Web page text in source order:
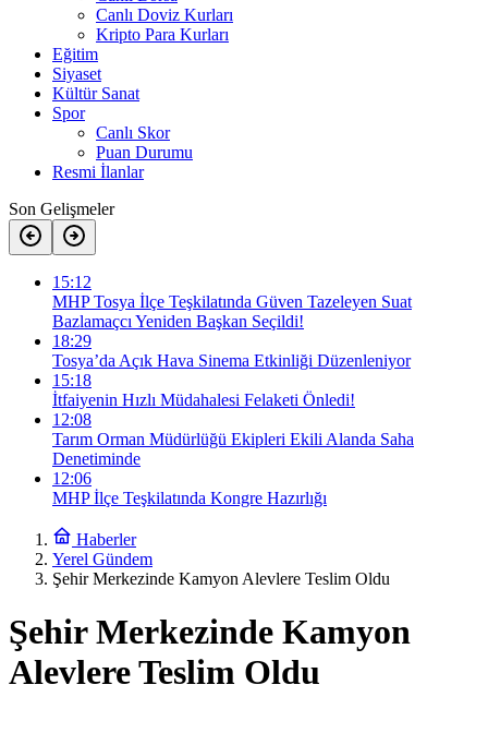
Canlı Doviz Kurları
Kripto Para Kurları
Eğitim
Siyaset
Kültür Sanat
Spor
Canlı Skor
Puan Durumu
Resmi İlanlar
Son Gelişmeler
15:12
MHP Tosya İlçe Teşkilatında Güven Tazeleyen Suat
Bazlamaçcı Yeniden Başkan Seçildi!
18:29
Tosya’da Açık Hava Sinema Etkinliği Düzenleniyor
15:18
İtfaiyenin Hızlı Müdahalesi Felaketi Önledi!
12:08
Tarım Orman Müdürlüğü Ekipleri Ekili Alanda Saha
Denetiminde
12:06
MHP İlçe Teşkilatında Kongre Hazırlığı
Haberler
Yerel Gündem
Şehir Merkezinde Kamyon Alevlere Teslim Oldu
Şehir Merkezinde Kamyon
Alevlere Teslim Oldu